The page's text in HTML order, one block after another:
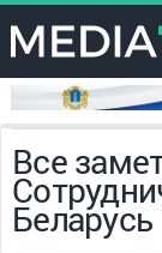
Все
Беларусь